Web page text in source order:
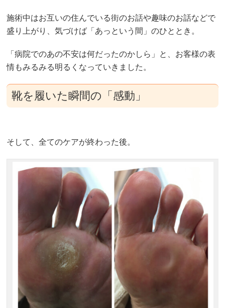
施術中はお互いの住んでいる街のお話や趣味のお話などで
盛り上がり、気づけば「あっという間」のひととき。
「病院でのあの不安は何だったのかしら」と、お客様の表
情もみるみる明るくなっていきました。
靴を履いた瞬間の「感動」
そして、全てのケアが終わった後。